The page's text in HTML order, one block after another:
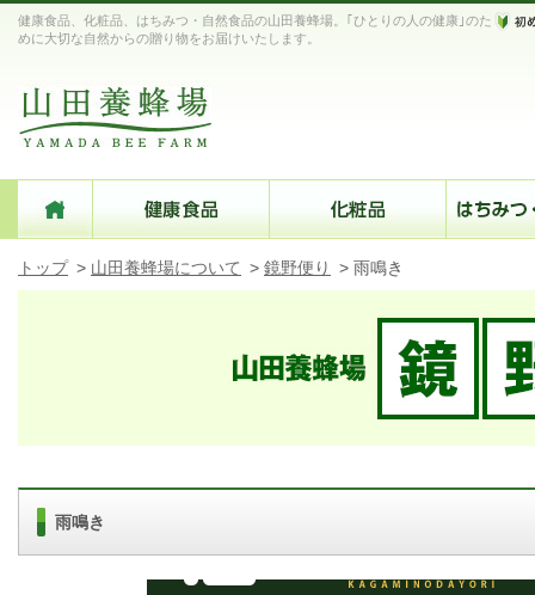
健康食品、化粧品、はちみつ・自然食品の山田養蜂場。｢ひとりの人の健康｣のた
めに大切な自然からの贈り物をお届けいたします。
トップ > 山田養蜂場について > 鏡野便り > 雨鳴き
雨鳴き